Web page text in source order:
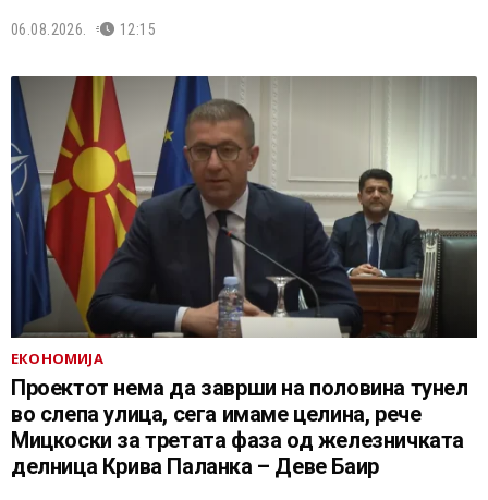
06.08.2026. 12:15
ЕКОНОМИЈА
Проектот нема да заврши на половина тунел
во слепа улица, сега имаме целина, рече
Мицкоски за третата фаза од железничката
делница Крива Паланка – Деве Баир